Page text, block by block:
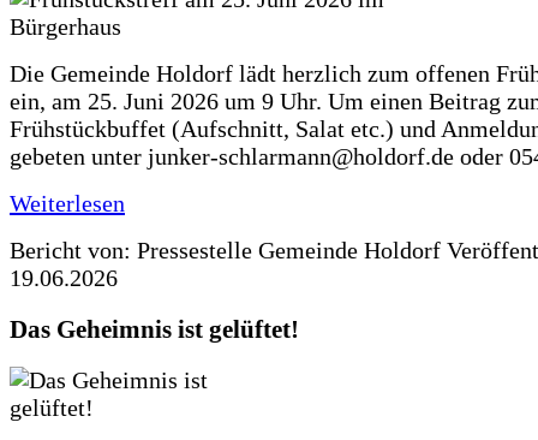
Die Gemeinde Holdorf lädt herzlich zum offenen
ein, am 25. Juni 2026 um 9 Uhr. Um einen Beitrag
Frühstückbuffet (Aufschnitt, Salat etc.) und
gebeten unter junker-schlarmann@holdorf.de oder
Weiterlesen
Bericht von: Pressestelle Gemeinde Holdorf
19.06.2026
Das Geheimnis ist gelüftet!